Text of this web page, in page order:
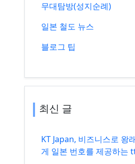
무대탐방(성지순례)
일본 철도 뉴스
블로그 팁
최신 글
KT Japan, 비즈니스로 왕
게 일본 번호를 제공하는